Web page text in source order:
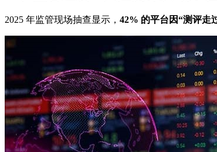
2025 年监管现场抽查显示， 42% 的平台因“测评走